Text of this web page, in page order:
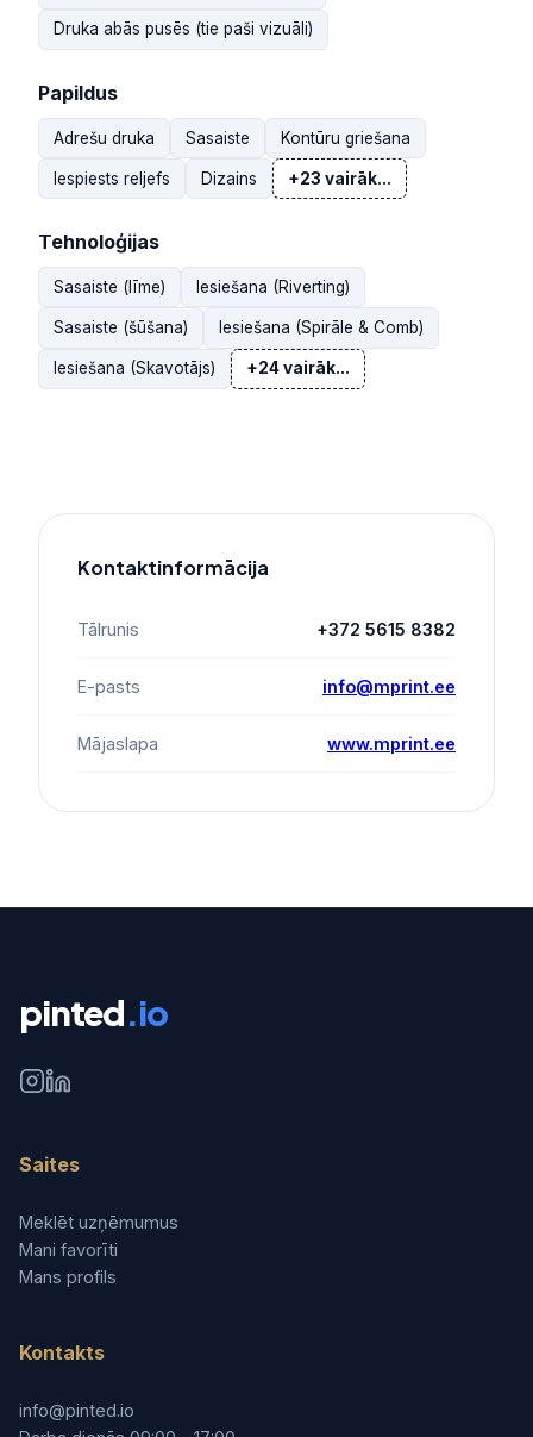
Druka abās pusēs (tie paši vizuāli)
Papildus
Adrešu druka Sasaiste Kontūru griešana
Iespiests reljefs Dizains +23 vairāk...
Tehnoloģijas
Sasaiste (līme) Iesiešana (Riverting)
Sasaiste (šūšana) Iesiešana (Spirāle & Comb)
Iesiešana (Skavotājs) +24 vairāk...
Kontaktinformācija
Tālrunis +372 5615 8382
E-pasts info@mprint.ee
Mājaslapa www.mprint.ee
pinted.io
Saites
Meklēt uzņēmumus
Mani favorīti
Mans profils
Kontakts
info@pinted.io